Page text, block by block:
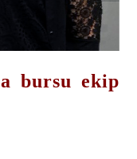
bursu ekip